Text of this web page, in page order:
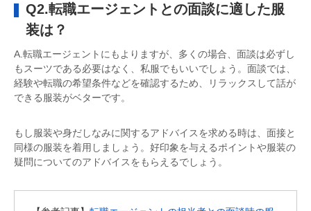
Q2.転職エージェントとの面談に適した服
装は？
A.転職エージェントにもよりますが、多くの場合、面談は必ずし
もスーツである必要はなく、私服でもいいでしょう。面談では、
経験や転職の希望条件などを確認するため、リラックスして話が
できる服装がベターです。
もし服装や身だしなみに関するアドバイスを求める時は、面接と
同様の服装を着用しましょう。好印象を与えるポイントや服装の
疑問についてのアドバイスをもらえるでしょう。